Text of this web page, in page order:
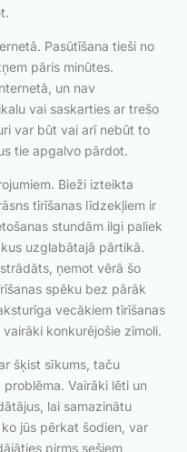
Pasūtīšana tieši no
pāris minūtes.
un nav
vai saskarties ar trešo
var būt vai arī nebūt to
tie apgalvo pārdot.
Bieži izteikta
tīrīšanas līdzekļiem ir
stundām ilgi paliek
uzglabātajā pārtikā.
ņemot vērā šo
spēku bez pārāk
vecākiem tīrīšanas
konkurējošie zīmoli.
šķist sīkums, taču
Vairāki lēti un
lai samazinātu
jūs pērkat šodien, var
pirms sešiem